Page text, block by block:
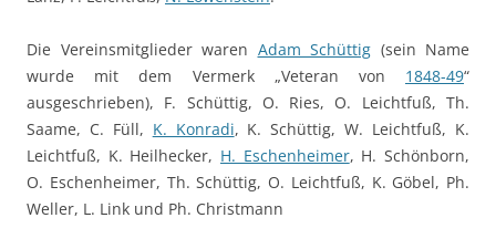
Die Vereinsmitglieder waren Adam Schüttig (sein Name
wurde mit dem Vermerk „Veteran von 1848-49“
ausgeschrieben), F. Schüttig, O. Ries, O. Leichtfuß, Th.
Saame, C. Füll, K. Konradi, K. Schüttig, W. Leichtfuß, K.
Leichtfuß, K. Heilhecker, H. Eschenheimer, H. Schönborn,
O. Eschenheimer, Th. Schüttig, O. Leichtfuß, K. Göbel, Ph.
Weller, L. Link und Ph. Christmann